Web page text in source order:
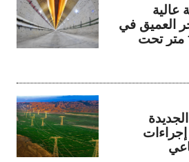
عالية
العميق في
الصين تصل إلى 113 متر تحت